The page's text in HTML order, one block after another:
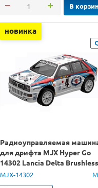
В
новинка
Радиоуправляемая
для дрифта MJX Hyper Go
14302 Lancia Delta Brushless
4WD 2.4G LED 1/14 RTR
MJX-14302